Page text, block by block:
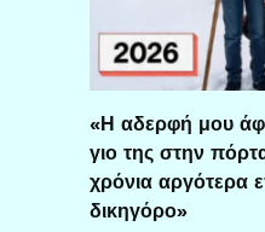
«Η αδερφή μου
γιο της στην
χρόνια αργότερα
δικηγόρο»